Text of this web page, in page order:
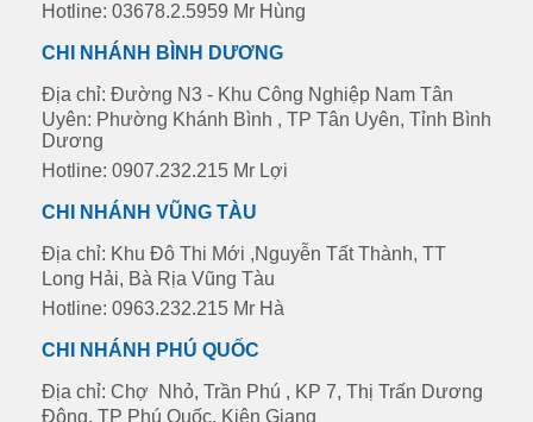
Hotline: 03678.2.5959 Mr Hùng
CHI NHÁNH BÌNH DƯƠNG
Địa chỉ: Đường N3 - Khu Công Nghiệp Nam Tân
Uyên: Phường Khánh Bình , TP Tân Uyên, Tỉnh Bình
Dương
Hotline: 0907.232.215 Mr Lợi
CHI NHÁNH VŨNG TÀU
Địa chỉ: Khu Đô Thi Mới ,Nguyễn Tất Thành, TT
Long Hải, Bà Rịa Vũng Tàu
Hotline: 0963.232.215 Mr Hà
CHI NHÁNH PHÚ QUỐC
Địa chỉ: Chợ Nhỏ, Trần Phú , KP 7, Thị Trấn Dương
Đông, TP Phú Quốc, Kiên Giang